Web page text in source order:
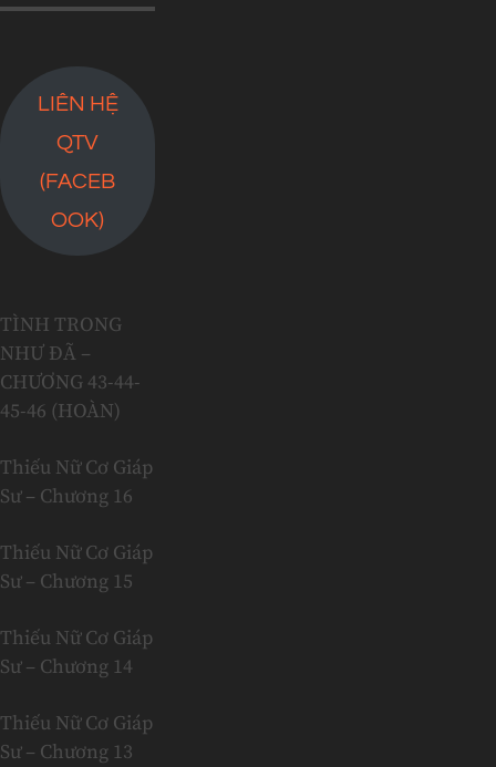
LIÊN HỆ
QTV
(FACEB
OOK)
TÌNH TRONG
NHƯ ĐÃ –
CHƯƠNG 43-44-
45-46 (HOÀN)
Thiếu Nữ Cơ Giáp
Sư – Chương 16
Thiếu Nữ Cơ Giáp
Sư – Chương 15
Thiếu Nữ Cơ Giáp
Sư – Chương 14
Thiếu Nữ Cơ Giáp
Sư – Chương 13